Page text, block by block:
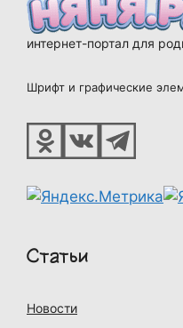
интернет-портал для
Шрифт и графические
Статьи
Новости